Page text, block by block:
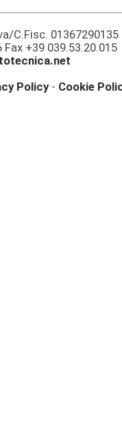
C.Fisc. 01367290135
+39 039.53.20.015
Policy- Cookie